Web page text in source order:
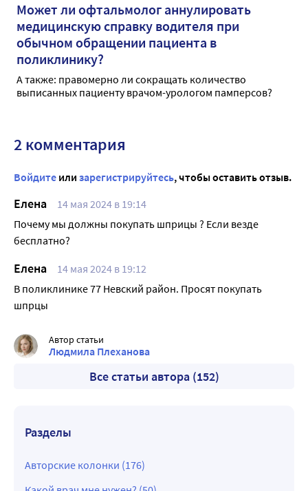
Может ли офтальмолог аннулировать
медицинскую справку водителя при
обычном обращении пациента в
поликлинику?
А также: правомерно ли сокращать количество
выписанных пациенту врачом-урологом памперсов?
2 комментария
Войдите или зарегистрируйтесь, чтобы оставить отзыв.
Елена
14 мая 2024 в 19:14
Почему мы должны покупать шприцы ? Если везде
бесплатно?
Елена
14 мая 2024 в 19:12
В поликлинике 77 Невский район. Просят покупать
шпрцы
Автор статьи
Людмила Плеханова
Все статьи автора (152)
Разделы
Авторские колонки (176)